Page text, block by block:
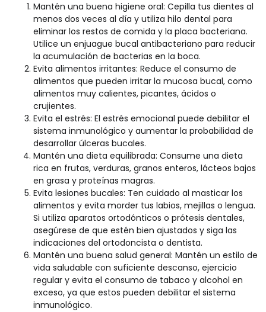
Mantén una buena higiene oral: Cepilla tus dientes al
menos dos veces al día y utiliza hilo dental para
eliminar los restos de comida y la placa bacteriana.
Utilice un enjuague bucal antibacteriano para reducir
la acumulación de bacterias en la boca.
Evita alimentos irritantes: Reduce el consumo de
alimentos que pueden irritar la mucosa bucal, como
alimentos muy calientes, picantes, ácidos o
crujientes.
Evita el estrés: El estrés emocional puede debilitar el
sistema inmunológico y aumentar la probabilidad de
desarrollar úlceras bucales.
Mantén una dieta equilibrada: Consume una dieta
rica en frutas, verduras, granos enteros, lácteos bajos
en grasa y proteínas magras.
Evita lesiones bucales: Ten cuidado al masticar los
alimentos y evita morder tus labios, mejillas o lengua.
Si utiliza aparatos ortodónticos o prótesis dentales,
asegúrese de que estén bien ajustados y siga las
indicaciones del ortodoncista o dentista.
Mantén una buena salud general: Mantén un estilo de
vida saludable con suficiente descanso, ejercicio
regular y evita el consumo de tabaco y alcohol en
exceso, ya que estos pueden debilitar el sistema
inmunológico.